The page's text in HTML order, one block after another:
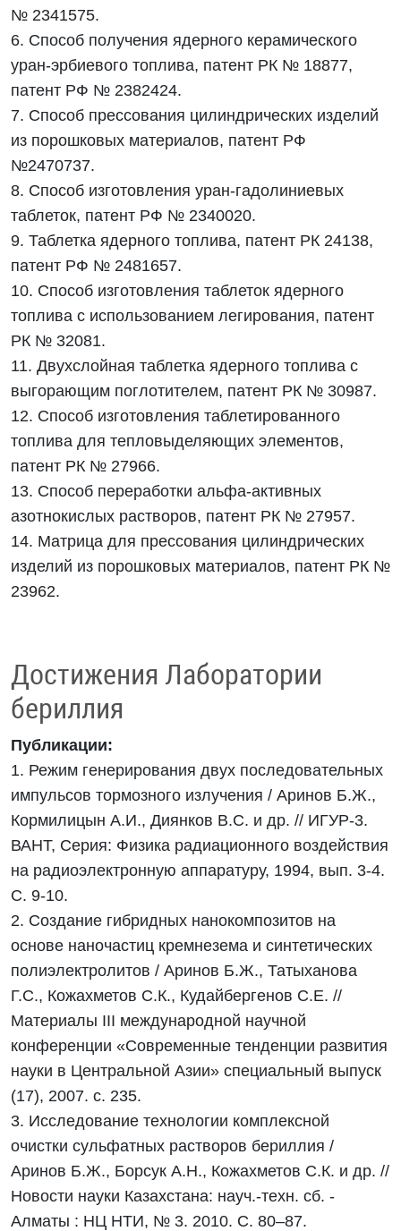
№ 2341575.
6. Способ получения ядерного керамического
уран-эрбиевого топлива, патент РК № 18877,
патент РФ № 2382424.
7. Способ прессования цилиндрических изделий
из порошковых материалов, патент РФ
№2470737.
8. Способ изготовления уран-гадолиниевых
таблеток, патент РФ № 2340020.
9. Таблетка ядерного топлива, патент РК 24138,
патент РФ № 2481657.
10. Способ изготовления таблеток ядерного
топлива с использованием легирования, патент
РК № 32081.
11. Двухслойная таблетка ядерного топлива с
выгорающим поглотителем, патент РК № 30987.
12. Способ изготовления таблетированного
топлива для тепловыделяющих элементов,
патент РК № 27966.
13. Способ переработки альфа-активных
азотнокислых растворов, патент РК № 27957.
14. Матрица для прессования цилиндрических
изделий из порошковых материалов, патент РК №
23962.
Достижения Лаборатории
бериллия
Публикации:
1. Режим генерирования двух последовательных
импульсов тормозного излучения / Аринов Б.Ж.,
Кормилицын А.И., Диянков В.С. и др. // ИГУР-3.
ВАНТ, Серия: Физика радиационного воздействия
на радиоэлектронную аппаратуру, 1994, вып. 3-4.
С. 9-10.
2. Создание гибридных нанокомпозитов на
основе наночастиц кремнезема и синтетических
полиэлектролитов / Аринов Б.Ж., Татыханова
Г.С., Кожахметов С.К., Кудайбергенов С.Е. //
Материалы III международной научной
конференции «Современные тенденции развития
науки в Центральной Азии» специальный выпуск
(17), 2007. с. 235.
3. Исследование технологии комплексной
очистки сульфатных растворов бериллия /
Аринов Б.Ж., Борсук А.Н., Кожахметов С.К. и др. //
Новости науки Казахстана: науч.-техн. сб. -
Алматы : НЦ НТИ, № 3. 2010. С. 80–87.